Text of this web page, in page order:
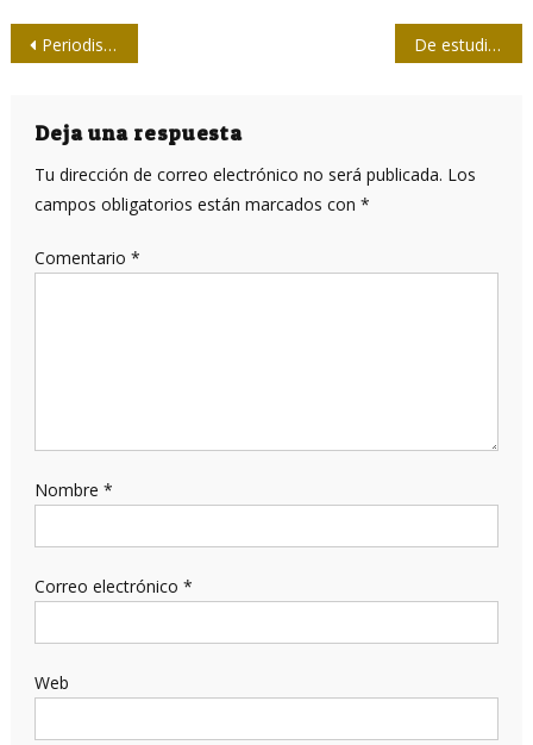
Navegación
entradas
Periodistas en la capital bailaron al ritmo de Manolito Simonet y su trabuco De estudios y deportes, conversando en la Universidad
Deja una respuesta
Tu dirección de correo electrónico no será publicada. Los
campos obligatorios están marcados con *
Comentario *
Nombre *
Correo electrónico *
Web